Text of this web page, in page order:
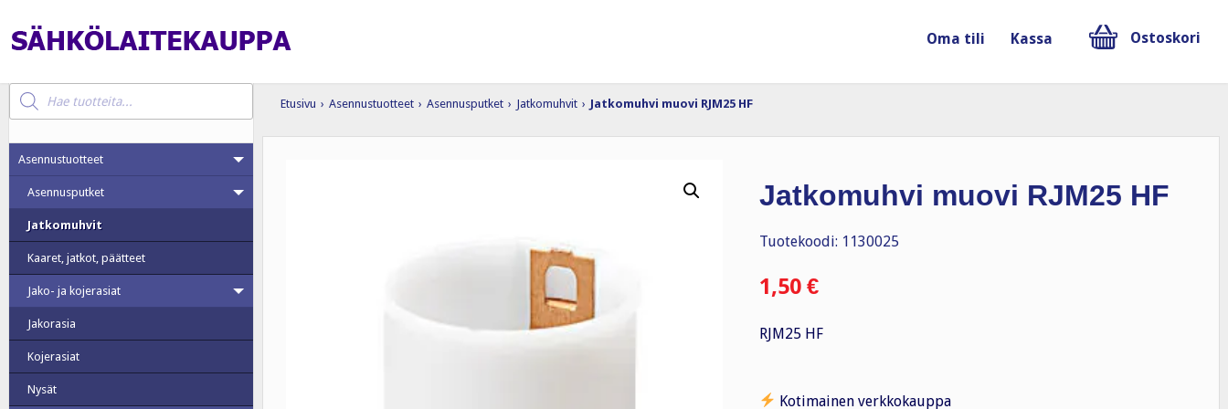
Oma tili Kassa Ostoskori
Etusivu › Asennustuotteet › Asennusputket › Jatkomuhvit › Jatkomuhvi muovi RJM25 HF
Jatkomuhvi muovi RJM25 HF
Tuotekoodi: 1130025
1,50 €
RJM25 HF
Kotimainen verkkokauppa
Products
search
Asennustuotteet
Asennusputket
Jatkomuhvit
Kaaret, jatkot, päätteet
Jako- ja kojerasiat
Jakorasia
Kojerasiat
Nysät